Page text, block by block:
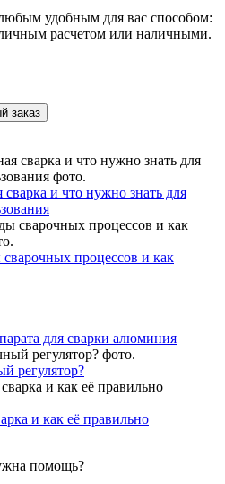
удобным для вас способом:
расчетом или наличными.
заказ
сварка и что нужно знать для
процессов и как
для сварки алюминия
регулятор?
и как её правильно
помощь?